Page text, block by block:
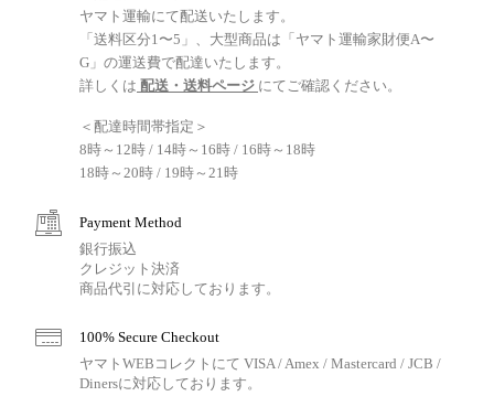
ヤマト運輸にて配送いたします。
「送料区分1〜5」、大型商品は「ヤマト運輸家財便A〜
G」の運送費で配達いたします。
詳しくは 配送・送料ページ にてご確認ください。
＜配達時間帯指定＞
8時～12時 / 14時～16時 / 16時～18時
18時～20時 / 19時～21時
Payment Method
銀行振込
クレジット決済
商品代引に対応しております。
100% Secure Checkout
ヤマトWEBコレクトにて VISA / Amex / Mastercard / JCB /
Dinersに対応しております。